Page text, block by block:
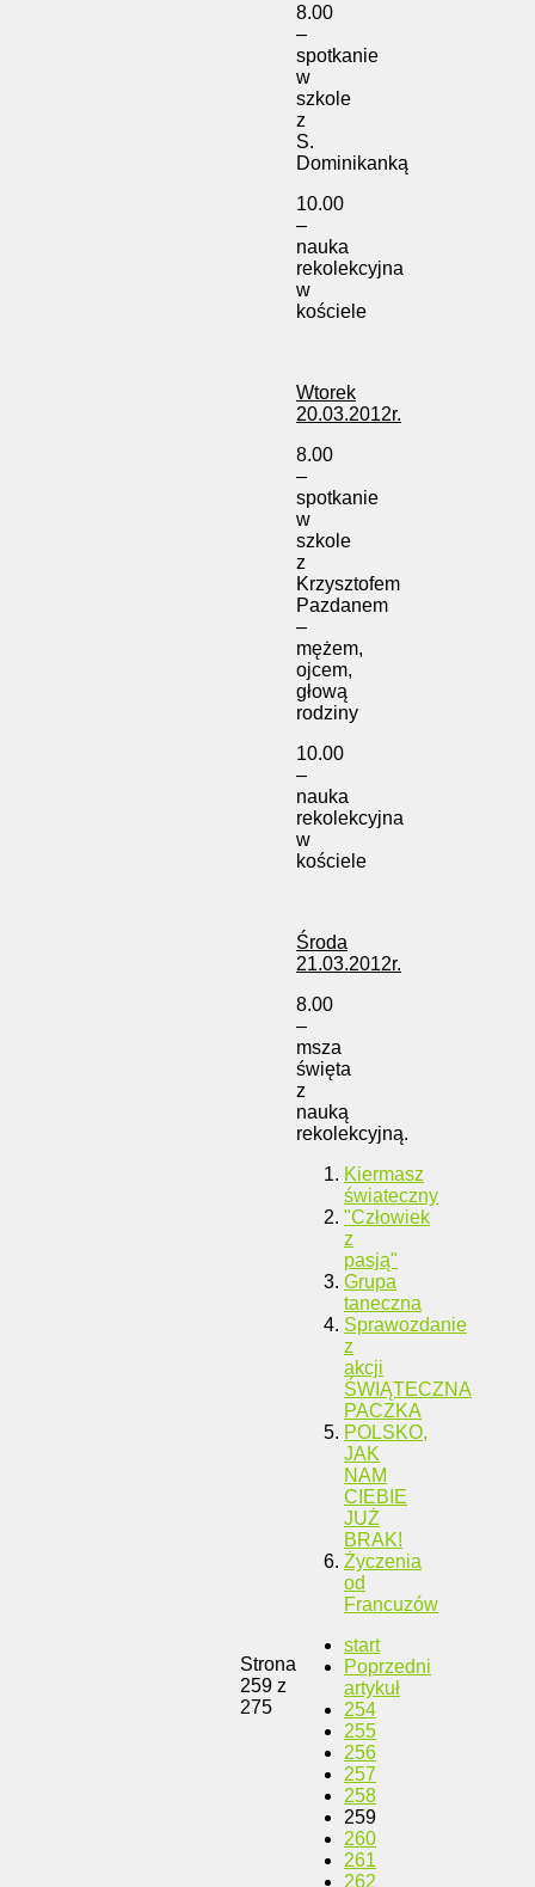
8.00
–
spotkanie
w
szkole
z
S.
Dominikanką
10.00
–
nauka
rekolekcyjna
w
kościele
Wtorek
20.03.2012r.
8.00
–
spotkanie
w
szkole
z
Krzysztofem
Pazdanem
–
mężem,
ojcem,
głową
rodziny
10.00
–
nauka
rekolekcyjna
w
kościele
Środa
21.03.2012r.
8.00
–
msza
święta
z
nauką
rekolekcyjną.
Kiermasz
świateczny
"Człowiek
z
pasją"
Grupa
taneczna
Sprawozdanie
z
akcji
ŚWIĄTECZNA
PACZKA
POLSKO,
JAK
NAM
CIEBIE
JUŻ
BRAK!
Życzenia
od
Francuzów
Strona
259 z
275
start
Poprzedni
artykuł
254
255
256
257
258
259
260
261
262